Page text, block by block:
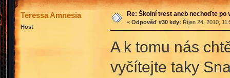
Teressa Amnesia
Host
Re: Školní trest aneb nechoďte po
« Odpověď #30 kdy: Říjen 24, 2010,
A k tomu nás
vyčítejte taky